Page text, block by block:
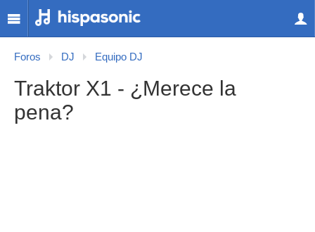
Foros DJ Equipo DJ
Traktor X1 - ¿Merece la
pena?